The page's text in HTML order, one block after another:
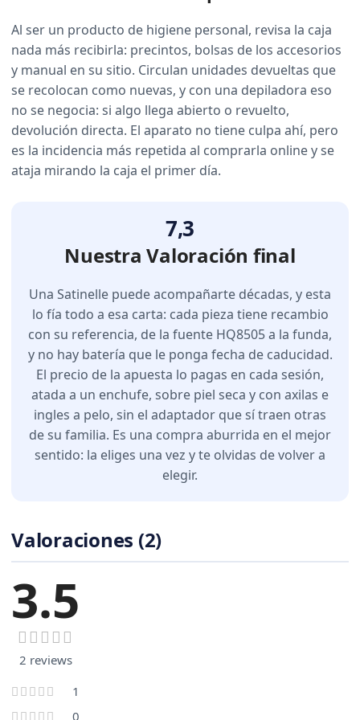
Al ser un producto de higiene personal, revisa la caja
nada más recibirla: precintos, bolsas de los accesorios
y manual en su sitio. Circulan unidades devueltas que
se recolocan como nuevas, y con una depiladora eso
no se negocia: si algo llega abierto o revuelto,
devolución directa. El aparato no tiene culpa ahí, pero
es la incidencia más repetida al comprarla online y se
ataja mirando la caja el primer día.
7,3
Nuestra Valoración final
Una Satinelle puede acompañarte décadas, y esta
lo fía todo a esa carta: cada pieza tiene recambio
con su referencia, de la fuente HQ8505 a la funda,
y no hay batería que le ponga fecha de caducidad.
El precio de la apuesta lo pagas en cada sesión,
atada a un enchufe, sobre piel seca y con axilas e
ingles a pelo, sin el adaptador que sí traen otras
de su familia. Es una compra aburrida en el mejor
sentido: la eliges una vez y te olvidas de volver a
elegir.
Valoraciones (2)
3.5
2 reviews
1
0